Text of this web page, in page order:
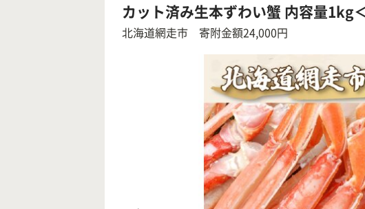
カット済み生本ずわい蟹 内容量
北海道網走市 寄附金額24,000円